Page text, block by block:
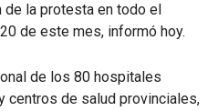
de la protesta en todo el
de este mes, informó hoy.
de los 80 hospitales
centros de salud provinciales,